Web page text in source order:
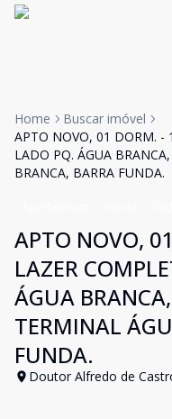
Home
Buscar imóvel
APTO NOVO, 01 DORM. -
LADO PQ. ÁGUA
BRANCA, BARRA FUNDA.
APTO NOVO,
LAZER
ÁGUA
TERMINAL
FUNDA.
Doutor Alfredo de